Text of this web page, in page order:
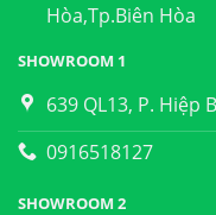
Hòa,Tp.Biên Hòa
SHOWROOM 1
639 QL13, P. Hiệp
0916518127
SHOWROOM 2